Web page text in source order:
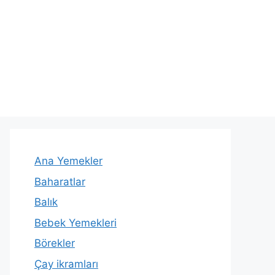
Ana Yemekler
Baharatlar
Balık
Bebek Yemekleri
Börekler
Çay ikramları